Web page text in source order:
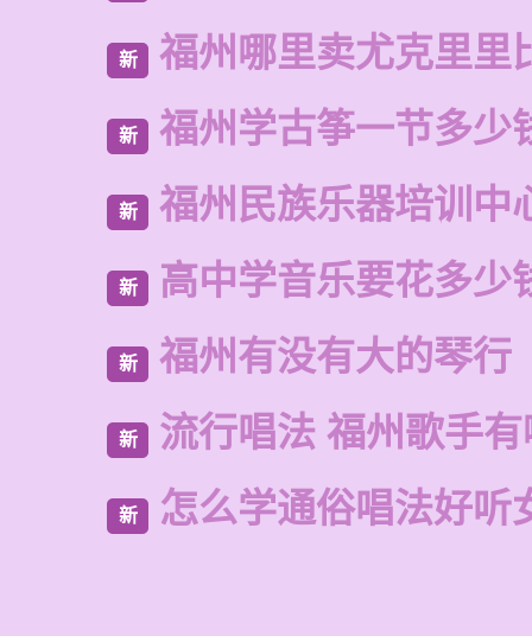
新 福州哪里卖尤克里里
新 福州学古筝一节多少
新 福州民族乐器培训中
新 高中学音乐要花多少
新 福州有没有大的琴行
新 流行唱法 福州歌手
新 怎么学通俗唱法好听